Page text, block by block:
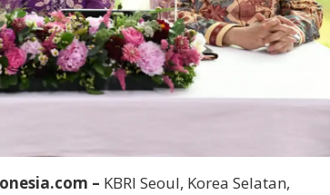
– KBRI Seoul, Korea Selatan,